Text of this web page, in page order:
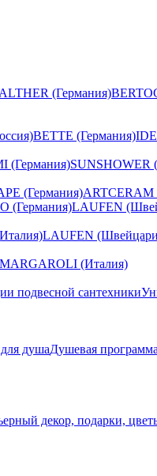
(Германия)
BETTE (Германия)
(Германия)SUNSHOWER
(Германия)ARTCERAM
(Германия)LAUFEN
LAUFEN
MARGAROLI (Италия)
подвесной сантехники
душаДушевая программа
декор, подарки,